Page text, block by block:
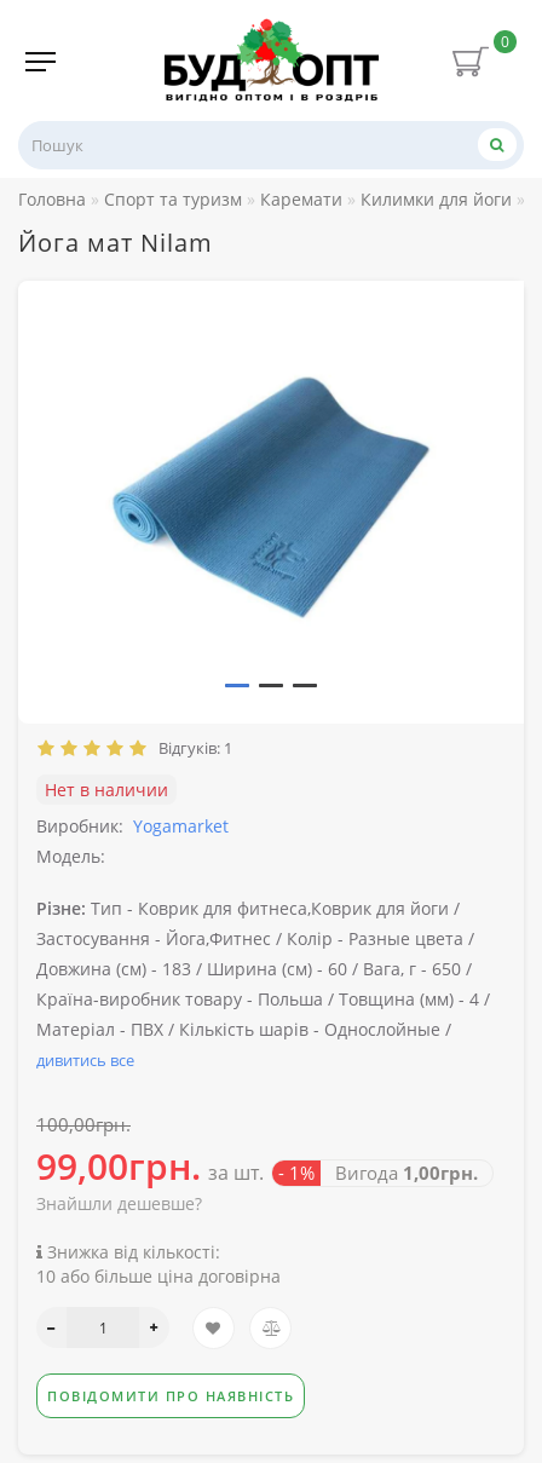
0
Головна Спорт та туризм Каремати Килимки для йоги
Йога мат Nilam
Відгуків: 1
Нет в наличии
Виробник: Yogamarket
Модель:
Різне: Тип - Коврик для фитнеса,Коврик для йоги /
Застосування - Йога,Фитнес / Колір - Разные цвета /
Довжина (см) - 183 / Ширина (см) - 60 / Вага, г - 650 /
Країна-виробник товару - Польша / Товщина (мм) - 4 /
Матеріал - ПВХ / Кількість шарів - Однослойные /
дивитись все
100,00грн.
99,00грн. за шт. - 1% Вигода 1,00грн.
Знайшли дешевше?
Знижка від кількості:
10 або більше ціна договірна
ПОВІДОМИТИ ПРО НАЯВНІСТЬ